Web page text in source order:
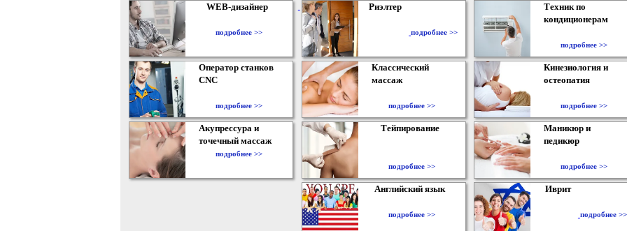
WEB-дизайнер
подробнее >>
Риэлтер
подробнее >>
Техник по
кондиционерам
подробнее >>
Оператор станков
CNC
подробнее >>
Классический
массаж
подробнее >>
Кинезиология и
остеопатия
подробнее >>
Акупрессура и
точечный массаж
подробнее >>
Тейпирование
подробнее >>
Маникюр и
педикюр
подробнее >>
Английский язык
подробнее >>
Иврит
подробнее >>